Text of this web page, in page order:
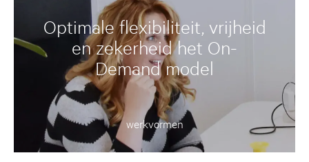
Optimale flexibiliteit, vrijheid
en zekerheid het On-
Demand model
werkvormen